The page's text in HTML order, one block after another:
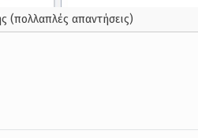
(πολλαπλές απαντήσεις)